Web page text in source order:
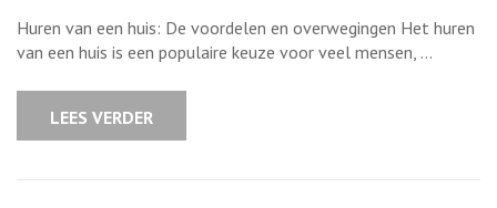
de
Voordelen
van
het
Huren van een huis: De voordelen en overwegingen Het huren
van een huis is een populaire keuze voor veel mensen, …
LEES VERDER